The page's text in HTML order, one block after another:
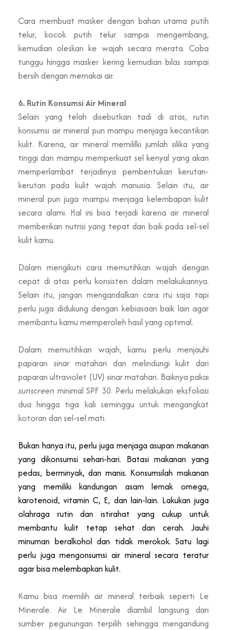
Cara membuat masker dengan bahan utama putih
telur, kocok putih telur sampai mengembang,
kemudian oleskan ke wajah secara merata. Coba
tunggu hingga masker kering kemudian bilas sampai
bersih dengan memakai air.
6. Rutin Konsumsi Air Mineral
Selain yang telah disebutkan tadi di atas, rutin
konsumsi air mineral pun mampu menjaga kecantikan
kulit. Karena, air mineral memililki jumlah silika yang
tinggi dan mampu memperkuat sel kenyal yang akan
memperlambat terjadinya pembentukan kerutan-
kerutan pada kulit wajah manusia. Selain itu, air
mineral pun juga mampu menjaga kelembapan kulit
secara alami. Hal ini bisa terjadi karena air mineral
memberikan nutrisi yang tepat dan baik pada sel-sel
kulit kamu.
Dalam mengikuti cara memutihkan wajah dengan
cepat di atas perlu konsisten dalam melakukannya.
Selain itu, jangan mengandalkan cara itu saja tapi
perlu juga didukung dengan kebiasaan baik lain agar
membantu kamu memperoleh hasil yang optimal.
Dalam memutihkan wajah, kamu perlu menjauhi
paparan sinar matahari dan melindungi kulit dari
paparan ultraviolet (UV) sinar matahari. Baiknya pakai
sunscreen minimal SPF 30. Perlu melakukan eksfoliasi
dua hingga tiga kali seminggu untuk mengangkat
kotoran dan sel-sel mati.
Bukan hanya itu, perlu juga menjaga asupan makanan
yang dikonsumsi sehari-hari. Batasi makanan yang
pedas, berminyak, dan manis. Konsumsilah makanan
yang memiliki kandungan asam lemak omega,
karotenoid, vitamin C, E, dan lain-lain. Lakukan juga
olahraga rutin dan istirahat yang cukup untuk
membantu kulit tetap sehat dan cerah. Jauhi
minuman beralkohol dan tidak merokok. Satu lagi
perlu juga mengonsumsi air mineral secara teratur
agar bisa melembapkan kulit.
Kamu bisa memilih air mineral terbaik seperti Le
Minerale. Air Le Minerale diambil langsung dari
sumber pegunungan terpilih sehingga mengandung